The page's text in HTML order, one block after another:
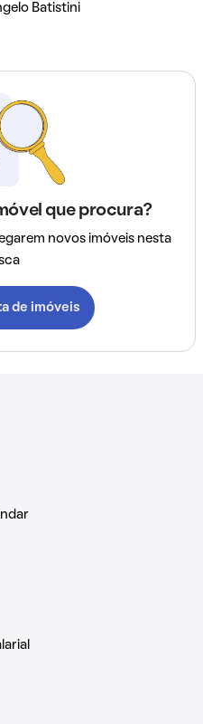
Batistini
que procura?
novos imóveis nesta
de imóveis